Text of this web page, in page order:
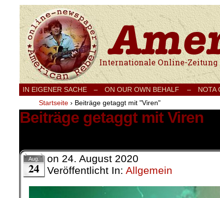
Internationale Onlinezeitung für Frieden,
IN EIGENER SACHE – ON OUR OWN BEHALF –
NOTA
Startseite › Beiträge getaggt mit "Viren"
Beiträge getaggt mit Viren
Aug.
24
on 24. August 2020
Veröffentlicht In: Allgemein